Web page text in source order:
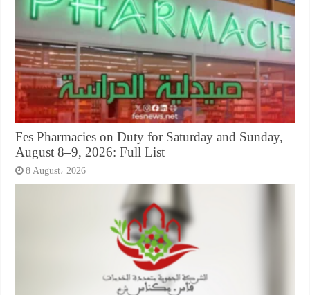
Fes Pharmacies on Duty for Saturday and Sunday,
August 8–9, 2026: Full List
8 August، 2026